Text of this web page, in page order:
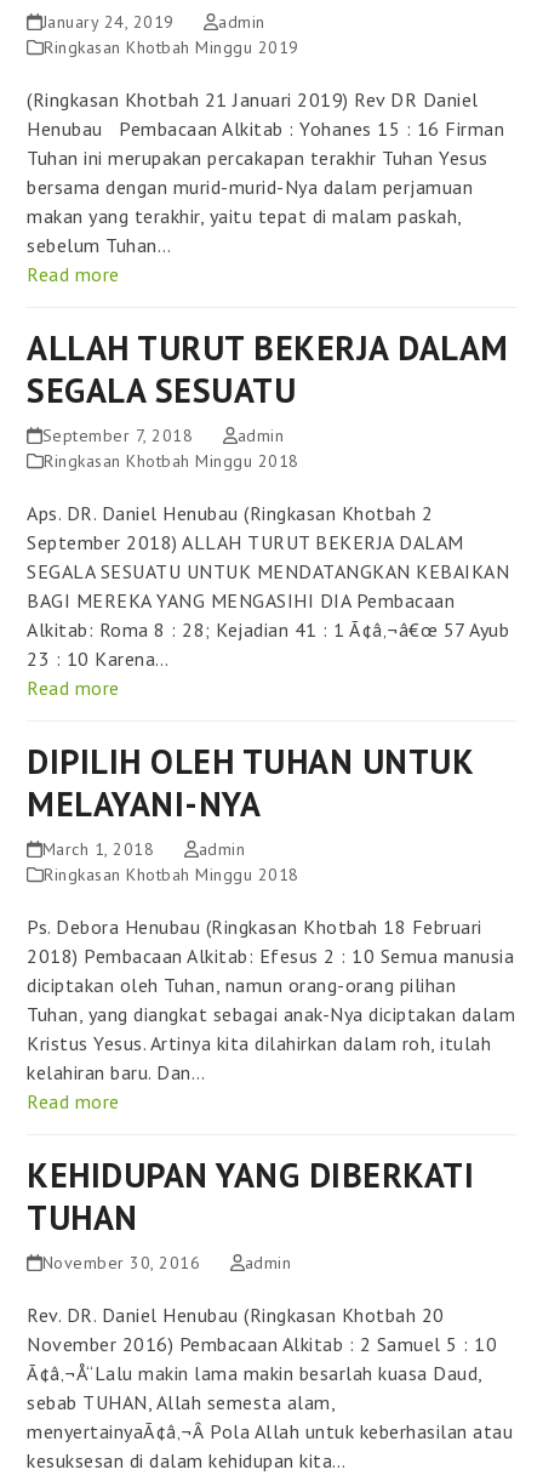
January 24, 2019
admin
Ringkasan Khotbah Minggu 2019
(Ringkasan Khotbah 21 Januari 2019) Rev DR Daniel
Henubau Pembacaan Alkitab : Yohanes 15 : 16 Firman
Tuhan ini merupakan percakapan terakhir Tuhan Yesus
bersama dengan murid-murid-Nya dalam perjamuan
makan yang terakhir, yaitu tepat di malam paskah,
sebelum Tuhan…
Read more
ALLAH TURUT BEKERJA DALAM
SEGALA SESUATU
September 7, 2018
admin
Ringkasan Khotbah Minggu 2018
Aps. DR. Daniel Henubau (Ringkasan Khotbah 2
September 2018) ALLAH TURUT BEKERJA DALAM
SEGALA SESUATU UNTUK MENDATANGKAN KEBAIKAN
BAGI MEREKA YANG MENGASIHI DIA Pembacaan
Alkitab: Roma 8 : 28; Kejadian 41 : 1 Ã¢â‚¬â€œ 57 Ayub
23 : 10 Karena…
Read more
DIPILIH OLEH TUHAN UNTUK
MELAYANI-NYA
March 1, 2018
admin
Ringkasan Khotbah Minggu 2018
Ps. Debora Henubau (Ringkasan Khotbah 18 Februari
2018) Pembacaan Alkitab: Efesus 2 : 10 Semua manusia
diciptakan oleh Tuhan, namun orang-orang pilihan
Tuhan, yang diangkat sebagai anak-Nya diciptakan dalam
Kristus Yesus. Artinya kita dilahirkan dalam roh, itulah
kelahiran baru. Dan…
Read more
KEHIDUPAN YANG DIBERKATI
TUHAN
November 30, 2016 admin
Rev. DR. Daniel Henubau (Ringkasan Khotbah 20
November 2016) Pembacaan Alkitab : 2 Samuel 5 : 10
Ã¢â‚¬Å“Lalu makin lama makin besarlah kuasa Daud,
sebab TUHAN, Allah semesta alam,
menyertainyaÃ¢â‚¬Â Pola Allah untuk keberhasilan atau
kesuksesan di dalam kehidupan kita…